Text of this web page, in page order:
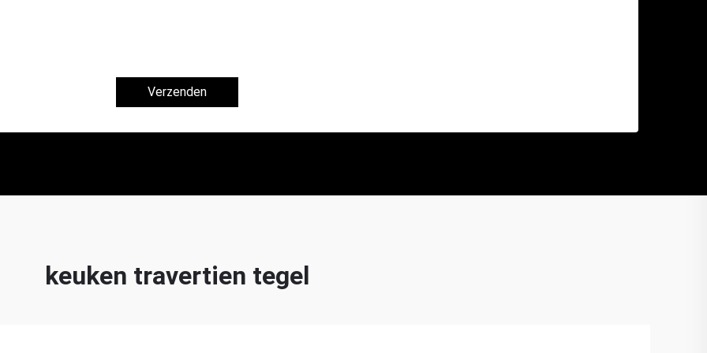
Verzenden
keuken travertien tegel